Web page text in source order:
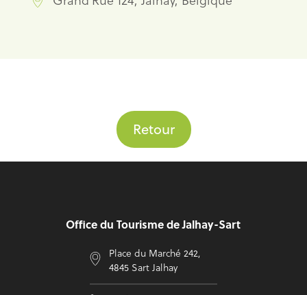
Retour
Office du Tourisme de Jalhay-Sart
Place du Marché 242,
4845 Sart Jalhay